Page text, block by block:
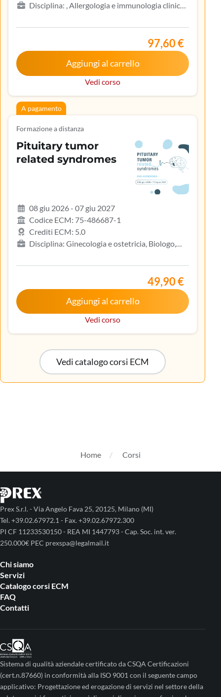
Disciplina: , Allergologia e immunologia clinica,
Medicina del lavoro e sicurezza degli ambienti di
lavoro, Medicina generale (medici di famiglia)
97,60 €
Aggiungi al carrello
Vedi corso
A pagamento
Formazione a distanza
Pituitary tumor
related syndromes
08 giu 2026 - 07 giu 2027
Codice ECM: 75-486687-1
Crediti ECM: 5.0
Disciplina: Ginecologia e ostetricia, Biologo,
Infermiere, Infermiere pediatrico, Iscritto
nell’elenco speciale ad esaurimento, Malattie
metaboliche e diabetologia, Medicina interna,
Oncologia, Pediatria, Pediatria (Pediatri di libera
scelta), Tecnico sanitario di radiologia medica
49,90 €
Aggiungi al carrello
Vedi corso
Vedi catalogo corsi ECM
Home Corsi
Prex S.r.l. - Via Angelo Fava 25, 20125, Milano (MI)
Tel. +39.02.67972.1 - Fax. +39.02.67972.300
PI CF 11233530150 - REA MI 1447793 - Cap. Soc. int. ver.
250.000€ PEC prexspa@legalmail.it
Chi siamo
Servizi
Catalogo corsi ECM
FAQ
Contatti
Sistema di qualità aziendale certificato da CSQA Certificazioni
(cert.n.87660) in conformità alla ISO 9001 con il seguente campo
applicativo: Progettazione ed erogazione di servizi nel settore della